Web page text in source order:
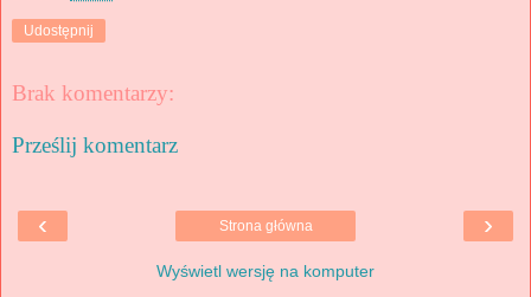
Udostępnij
Brak komentarzy:
Prześlij komentarz
‹ ›
Strona główna
Wyświetl wersję na komputer